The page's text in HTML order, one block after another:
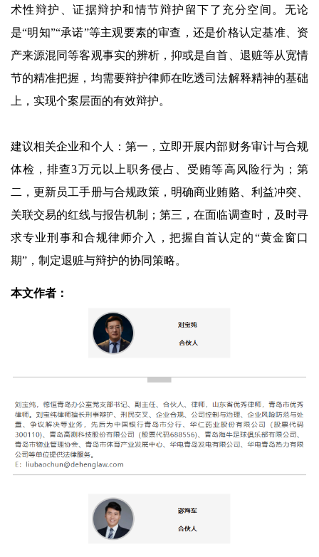
术性辩护、证据辩护和情节辩护留下了充分空间。无论
是“明知”“承诺”等主观要素的审查，还是价格认定基准、资
产来源混同等客观事实的辨析，抑或是自首、退赃等从宽情
节的精准把握，均需要辩护律师在吃透司法解释精神的基础
上，实现个案层面的有效辩护。
建议相关企业和个人：第一，立即开展内部财务审计与合规
体检，排查3万元以上职务侵占、受贿等高风险行为；第
二，更新员工手册与合规政策，明确商业贿赂、利益冲突、
关联交易的红线与报告机制；第三，在面临调查时，及时寻
求专业刑事和合规律师介入，把握自首认定的“黄金窗口
期”，制定退赃与辩护的协同策略。
本文作者：